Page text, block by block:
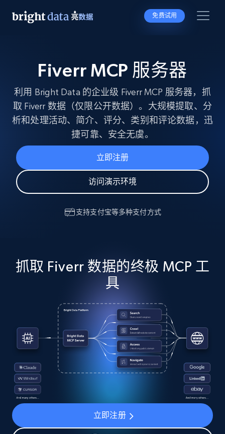
免费试用
Fiverr MCP 服务器
利用 Bright Data 的企业级 Fiverr MCP 服务器，抓
取 Fiverr 数据（仅限公开数据）。大规模提取、分
析和处理活动、简介、评分、类别和评论数据，迅
捷可靠、安全无虞。
立即注册
访问演示环境
支持支付宝等多种支付方式
抓取 Fiverr 数据的终极 MCP 工
具
立即注册